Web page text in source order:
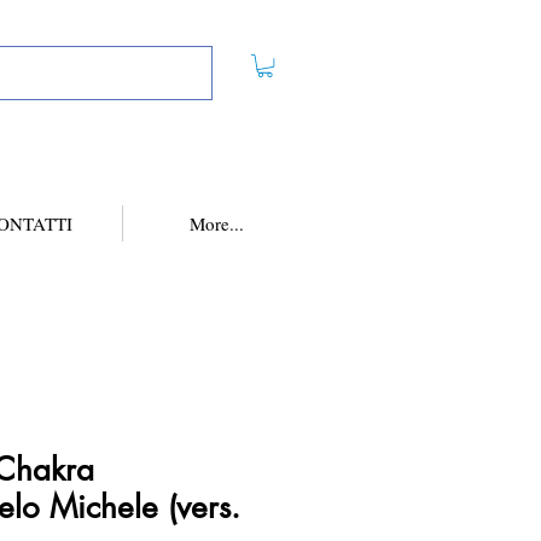
More...
Michele (vers.